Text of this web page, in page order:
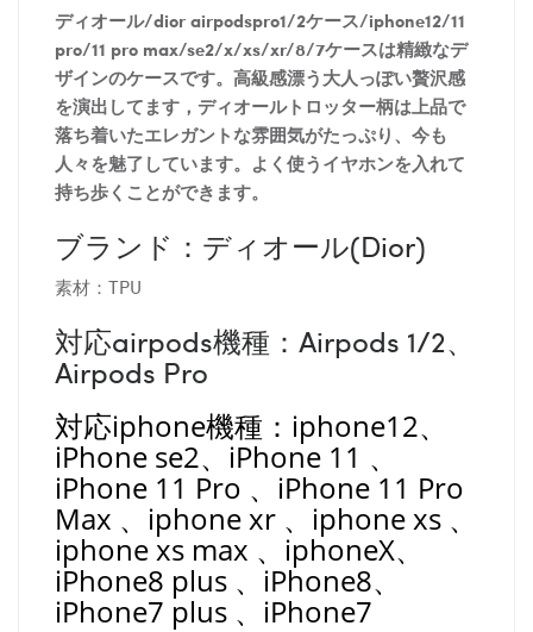
ディオール/dior airpodspro1/2ケース/iphone12/11
pro/11 pro max/se2/x/xs/xr/8/7ケースは精緻なデ
ザインのケースです。高級感漂う大人っぽい贅沢感
を演出してます，ディオールトロッター柄は上品で
落ち着いたエレガントな雰囲気がたっぷり、今も
人々を魅了しています。よく使うイヤホンを入れて
持ち歩くことができます。
ブランド：ディオール(Dior)
素材：TPU
対応airpods機種：Airpods 1/2、
Airpods Pro
対応iphone機種：iphone12、
iPhone se2、iPhone 11 、
iPhone 11 Pro 、iPhone 11 Pro
Max 、iphone xr 、iphone xs 、
iphone xs max 、iphoneX、
iPhone8 plus 、iPhone8、
iPhone7 plus 、iPhone7